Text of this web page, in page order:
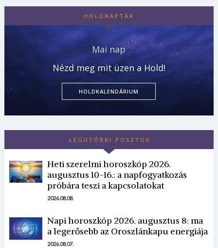
HOLDNAPTÁR
Mai nap
Nézd meg mit üzen a Hold!
HOLDKALENDÁRIUM
LEGUTÓBBI POSZTOK
Heti szerelmi horoszkóp 2026.
augusztus 10-16.: a napfogyatkozás
próbára teszi a kapcsolatokat
2026.08.08.
Napi horoszkóp 2026. augusztus 8: ma
a legerősebb az Oroszlánkapu energiája
2026.08.07.